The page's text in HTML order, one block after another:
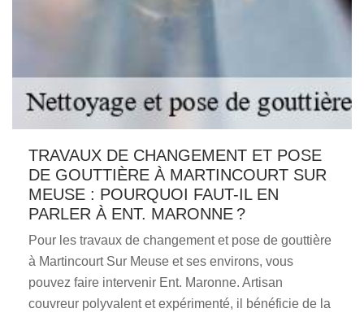
TRAVAUX DE CHANGEMENT ET POSE
DE GOUTTIÈRE À MARTINCOURT SUR
MEUSE : POURQUOI FAUT-IL EN
PARLER À ENT. MARONNE ?
Pour les travaux de changement et pose de gouttière
à Martincourt Sur Meuse et ses environs, vous
pouvez faire intervenir Ent. Maronne. Artisan
couvreur polyvalent et expérimenté, il bénéficie de la